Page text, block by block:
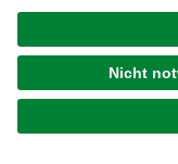
außerdem die
Wände in
mit Abstandshaltern.